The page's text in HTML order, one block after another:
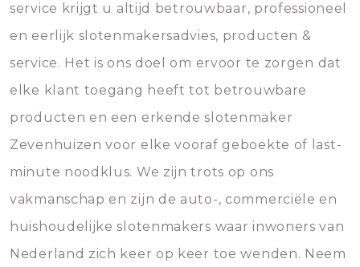
service krijgt u altijd betrouwbaar, professioneel
en eerlijk slotenmakersadvies, producten &
service. Het is ons doel om ervoor te zorgen dat
elke klant toegang heeft tot betrouwbare
producten en een erkende slotenmaker
Zevenhuizen voor elke vooraf geboekte of last-
minute noodklus. We zijn trots op ons
vakmanschap en zijn de auto-, commerciële en
huishoudelijke slotenmakers waar inwoners van
Nederland zich keer op keer toe wenden. Neem